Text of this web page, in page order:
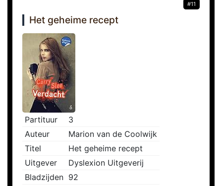
#11
Het geheime recept
Partituur
3
Auteur
Marion van de Coolwijk
Titel
Het geheime recept
Uitgever
Dyslexion Uitgeverij
Bladzijden 92